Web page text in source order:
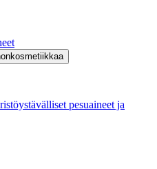
pesuaineet ja